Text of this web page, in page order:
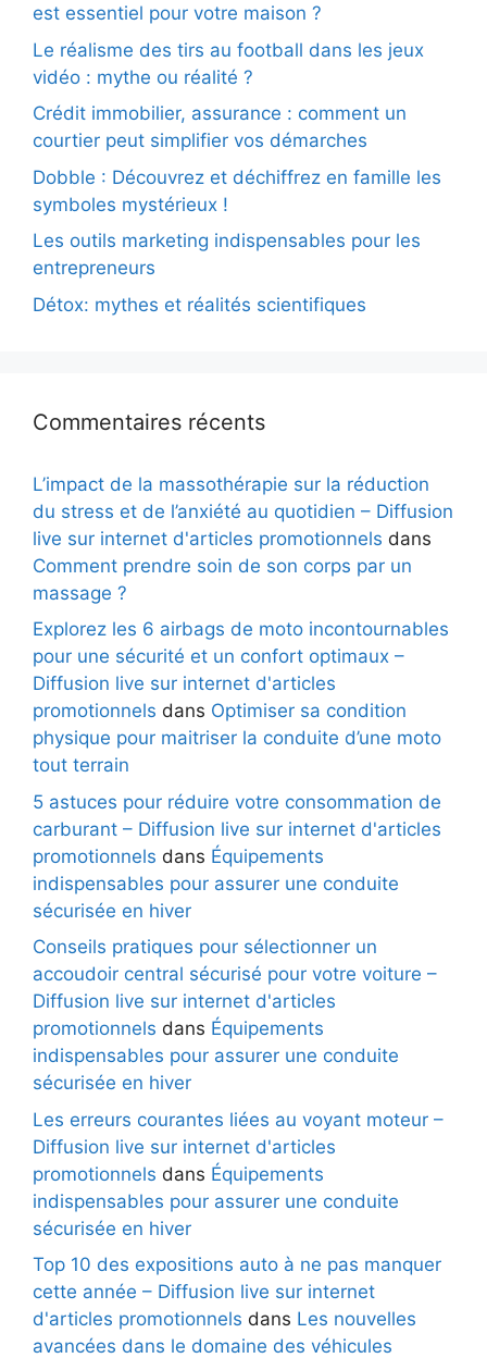
est essentiel pour votre maison ?
Le réalisme des tirs au football dans les jeux
vidéo : mythe ou réalité ?
Crédit immobilier, assurance : comment un
courtier peut simplifier vos démarches
Dobble : Découvrez et déchiffrez en famille les
symboles mystérieux !
Les outils marketing indispensables pour les
entrepreneurs
Détox: mythes et réalités scientifiques
Commentaires récents
L’impact de la massothérapie sur la réduction
du stress et de l’anxiété au quotidien – Diffusion
live sur internet d'articles promotionnels dans
Comment prendre soin de son corps par un
massage ?
Explorez les 6 airbags de moto incontournables
pour une sécurité et un confort optimaux –
Diffusion live sur internet d'articles
promotionnels dans Optimiser sa condition
physique pour maitriser la conduite d’une moto
tout terrain
5 astuces pour réduire votre consommation de
carburant – Diffusion live sur internet d'articles
promotionnels dans Équipements
indispensables pour assurer une conduite
sécurisée en hiver
Conseils pratiques pour sélectionner un
accoudoir central sécurisé pour votre voiture –
Diffusion live sur internet d'articles
promotionnels dans Équipements
indispensables pour assurer une conduite
sécurisée en hiver
Les erreurs courantes liées au voyant moteur –
Diffusion live sur internet d'articles
promotionnels dans Équipements
indispensables pour assurer une conduite
sécurisée en hiver
Top 10 des expositions auto à ne pas manquer
cette année – Diffusion live sur internet
d'articles promotionnels dans Les nouvelles
avancées dans le domaine des véhicules